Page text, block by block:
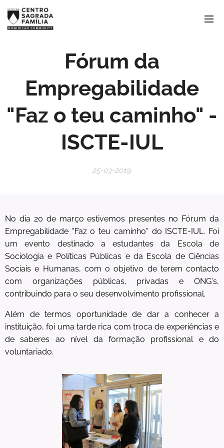
Fórum da
Empregabilidade
"Faz o teu caminho" -
ISCTE-IUL
25-03-2019
No dia 20 de março estivemos presentes no Fórum da
Empregabilidade "Faz o teu caminho" do ISCTE-IUL. Foi
um evento destinado a estudantes da Escola de
Sociologia e Políticas Públicas e da Escola de Ciências
Sociais e Humanas, com o objetivo de terem contacto
com organizações públicas, privadas e ONG's,
contribuindo para o seu desenvolvimento profissional.
Além de termos oportunidade de dar a conhecer a
instituição, foi uma tarde rica com troca de experiências e
de saberes ao nível da formação profissional e do
voluntariado.